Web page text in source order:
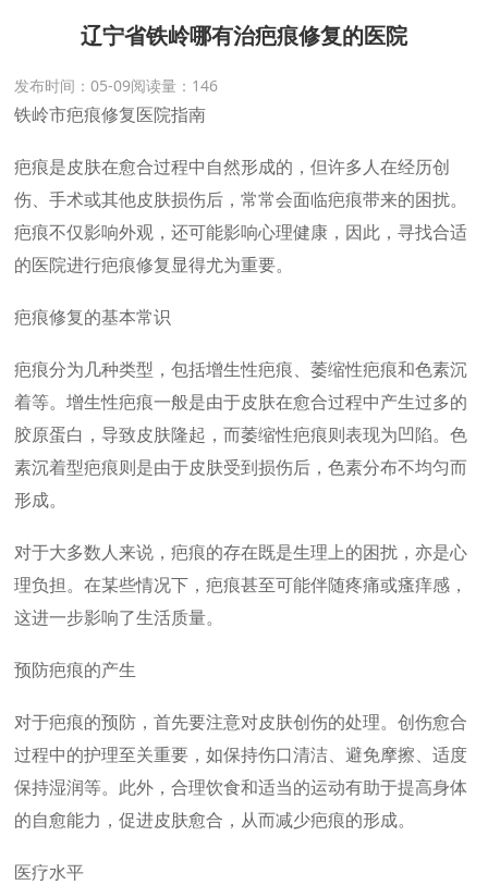
辽宁省铁岭哪有治疤痕修复的医院
发布时间：05-09阅读量： 146
铁岭市疤痕修复医院指南
疤痕是皮肤在愈合过程中自然形成的，但许多人在经历创
伤、手术或其他皮肤损伤后，常常会面临疤痕带来的困扰。
疤痕不仅影响外观，还可能影响心理健康，因此，寻找合适
的医院进行疤痕修复显得尤为重要。
疤痕修复的基本常识
疤痕分为几种类型，包括增生性疤痕、萎缩性疤痕和色素沉
着等。增生性疤痕一般是由于皮肤在愈合过程中产生过多的
胶原蛋白，导致皮肤隆起，而萎缩性疤痕则表现为凹陷。色
素沉着型疤痕则是由于皮肤受到损伤后，色素分布不均匀而
形成。
对于大多数人来说，疤痕的存在既是生理上的困扰，亦是心
理负担。在某些情况下，疤痕甚至可能伴随疼痛或瘙痒感，
这进一步影响了生活质量。
预防疤痕的产生
对于疤痕的预防，首先要注意对皮肤创伤的处理。创伤愈合
过程中的护理至关重要，如保持伤口清洁、避免摩擦、适度
保持湿润等。此外，合理饮食和适当的运动有助于提高身体
的自愈能力，促进皮肤愈合，从而减少疤痕的形成。
医疗水平